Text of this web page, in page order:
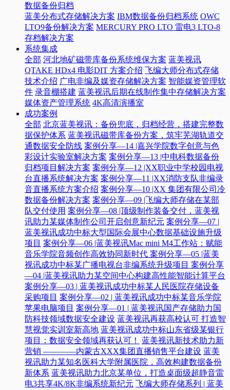
数据备份归档
蓝美分布式存储解决方案 IBM数据备份归档系统 OWC
LTO9备份解决方案 MERCURY PRO LTO 雷电3 LTO-8
存档解决方案
系统集成
全部 河北地矿磁带库备份系统维保方案 蓝美视讯
QTAKE HDx4 电影DIT 方案介绍 飞编大师分布式存储
技术介绍 广电非编及媒资存储解决方案 智能媒资管理软
件 录音棚搭建 蓝美视讯后期在线制作集中存储解决方案
媒体资产管理系统 4K高清演播室
成功案例
全部 北京蓝美视讯：备份兜底，归档经营，搭建完整数
据保护体系 蓝美视讯磁带库备份方案，筑牢芜湖轨道交
通数据安全防线 案例分享—14 |嘉兴学院数字创意与色
彩设计实验室解决方案 案例分享—13 |中电科数据备份
归档项目解决方案 案例分享—12 |XX职业中学校园电视
台直播系统解决方案 案例分享—11 |XX消防支队非编录
音直播系统方案介绍 案例分享—10 |XX 集团有限公司冷
数据备份解决方案 案例分享—09 |飞编大师存储在某部
队交付使用 案例分享—08 |顶级制作装备交付，蓝美视
讯助力某媒体制作公司开启创意新纪元 案例分享—07 |
蓝美视讯成功中标大型国际会展中心数据基础设施升级
项目 案例分享—06 |蓝美视讯Mac mini M4工作站：赋能
音乐学院音频创作高效协同新时代​ 案例分享—05 |蓝美
视讯成功中标某广播电视台非编系统升级项目​ 案例分享
—04 |蓝美视讯助力某空间中心构建高性能智能计算平台​
案例分享—03 | 蓝美视讯成功中标某人民医院存储设备
采购项目 案例分享—02 | 蓝美视讯成功中标某音乐学院
苹果电脑项目 案例分享—01 | 蓝美视讯国产存储助力国
防科技领域数据安全建设 蓝美视讯再获高校认可 打造智
慧视觉实训室新高地 蓝美视讯成功中标山东省级某银行
项目：数据安全领域再获认可！
蓝美视讯新技术助力新
营销 ————内蒙古XXX集团直播销售平台建设 蓝美
视讯助力某知名医科大学附属医院，高效构建数据备份
新体系 蓝美视讯助力北京某单位，打造桌面级超静音雷
电3共享4K/8K非编系统新纪元 飞编大师存储系列 | 蓝美